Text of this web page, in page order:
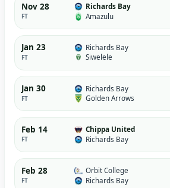
Nov 28
FT
Richards Bay
Amazulu
Jan 23
FT
Richards Bay
Siwelele
Jan 30
FT
Richards Bay
Golden Arrows
Feb 14
FT
Chippa United
Richards Bay
Feb 28
FT
Orbit College
Richards Bay